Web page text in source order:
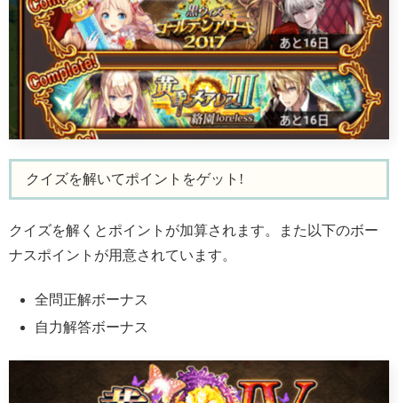
クイズを解いてポイントをゲット!
クイズを解くとポイントが加算されます。また以下のボー
ナスポイントが用意されています。
全問正解ボーナス
自力解答ボーナス